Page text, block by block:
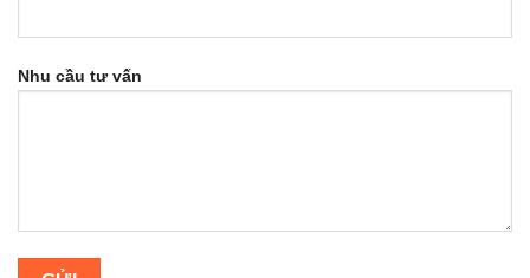
Nhu cầu tư vấn